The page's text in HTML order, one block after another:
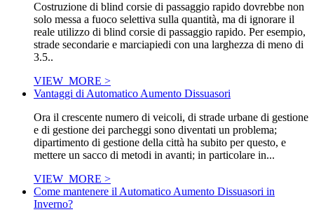
Costruzione di blind corsie di passaggio rapido dovrebbe non
solo messa a fuoco selettiva sulla quantità, ma di ignorare il
reale utilizzo di blind corsie di passaggio rapido. Per esempio,
strade secondarie e marciapiedi con una larghezza di meno di
3.5..
VIEW_MORE >
Vantaggi di Automatico Aumento Dissuasori
Ora il crescente numero di veicoli, di strade urbane di gestione
e di gestione dei parcheggi sono diventati un problema;
dipartimento di gestione della città ha subito per questo, e
mettere un sacco di metodi in avanti; in particolare in...
VIEW_MORE >
Come mantenere il Automatico Aumento Dissuasori in
Inverno?